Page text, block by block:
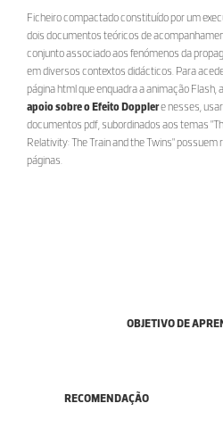
Ficheiro compactado constituído por um
dois documentos teóricos de
conjunto associado aos fenómenos da
em diversos contextos didácticos. Para
página html que enquadra a animação Flash,
apoio sobre o Efeito Dopplere nesses,
documentos pdf, subordinados aos temas
Relativity: The Train and the Twins"
páginas.
OBJETIVO DE
RECOMENDAÇÃO